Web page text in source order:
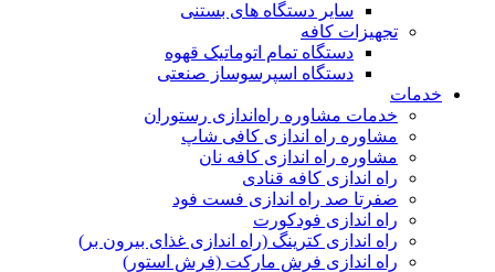
سایر دستگاه های بستنی
تجهیزات کافه
دستگاه تمام اتوماتیک قهوه
دستگاە اسپرسوساز صنعتی
خدمات
خدمات مشاوره راه‌اندازی رستوران
مشاوره راه اندازی کافی شاپ
مشاوره راه اندازی کافه نان
راه اندازی کافه قنادی
صفرتا صد راه اندازی فست فود
راه اندازی فودکورت
راه اندازی کترینگ (راه‌ اندازی غذای بیرون بر)
راه اندازی فرش مارکت (فرش استور)